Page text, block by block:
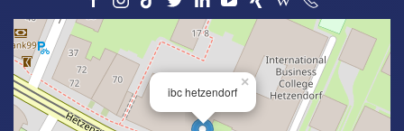
ibc hetzendorf
×